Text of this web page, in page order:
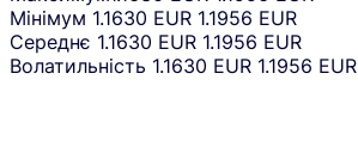
Мінімум 1.1630 EUR 1.1956 EUR
Середнє 1.1630 EUR 1.1956 EUR
Волатильність 1.1630 EUR 1.1956 EUR